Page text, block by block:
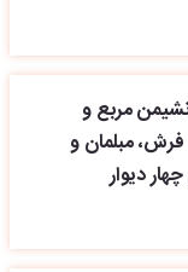
مربع و
مبلمان و
دیوار